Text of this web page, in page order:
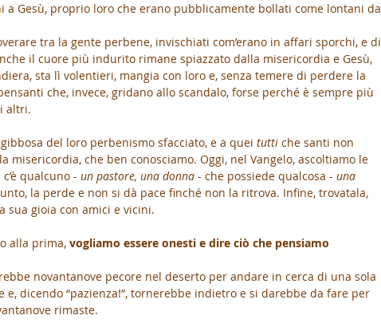
a Gesù, proprio loro che erano pubblicamente bollati come lontani da
tra la gente perbene, invischiati com’erano in affari sporchi, e di
il cuore più indurito rimane spiazzato dalla misericordia e Gesù,
sta lì volentieri, mangia con loro e, senza temere di perdere la
che, invece, gridano allo scandalo, forse perché è sempre più
altri.
del loro perbenismo sfacciato, e a quei tutti che santi non
misericordia, che ben conosciamo. Oggi, nel Vangelo, ascoltiamo le
c’è qualcuno - un pastore, una donna - che possiede qualcosa - una
la perde e non si dà pace finché non la ritrova. Infine, trovatala,
sua gioia con amici e vicini.
alla prima, vogliamo essere onesti e dire ciò che pensiamo
novantanove pecore nel deserto per andare in cerca di una sola
dicendo “pazienza!”, tornerebbe indietro e si darebbe da fare per
rimaste.